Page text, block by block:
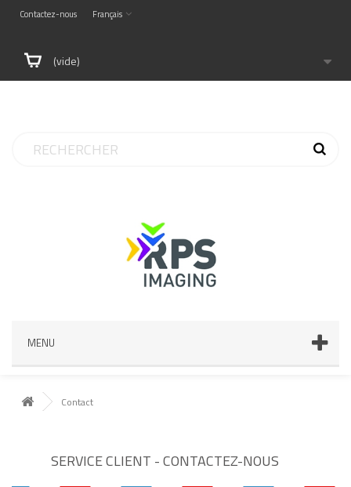
Contactez-nous Français
(vide)
MENU
Contact
SERVICE CLIENT - CONTACTEZ-NOUS